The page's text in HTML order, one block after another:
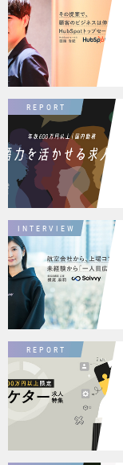
REPORT
INTERVIEW
REPORT